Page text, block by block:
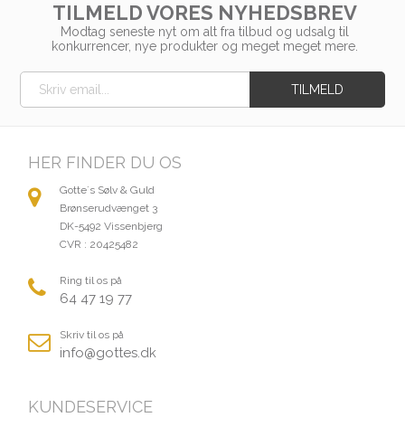
TILMELD VORES NYHEDSBREV
Modtag seneste nyt om alt fra tilbud og udsalg til
konkurrencer, nye produkter og meget meget mere.
HER FINDER DU OS
Gotte´s Sølv & Guld
Brønserudvænget 3
DK-5492 Vissenbjerg
CVR : 20425482
Ring til os på
64 47 19 77
Skriv til os på
info@gottes.dk
KUNDESERVICE